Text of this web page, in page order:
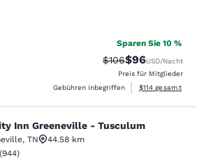
Sparen Sie 10 %
Durchgestrichener
$106Vergünstigter
$96USD/Nacht
Preis für Mitglieder
Gebühren inbegriffen
Geschätzte
$114 gesamt
- Tusculum
Inn Greeneville - Tusculum
, TN
44.58 km
Bewertung. Gut. 944 Bewertungen
(944)